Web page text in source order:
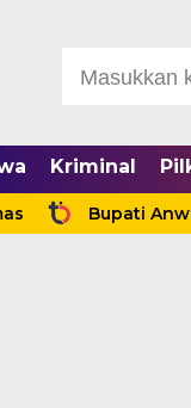
Kriminal
Bupati Anwar Sadat